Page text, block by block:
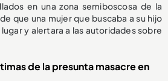
en una zona semiboscosa de la
que una mujer que buscaba a su hijo
y alertara a las autoridades sobre
de la presunta masacre en